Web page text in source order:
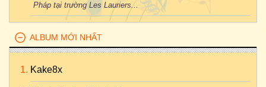
Pháp tại trường Les Lauriers...
ALBUM MỚI NHẤT
Kake8x